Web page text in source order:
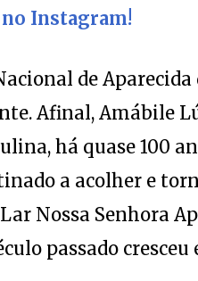
Afinal, Amábile
há quase 100
a acolher e
Nossa Senhora
passado cresceu